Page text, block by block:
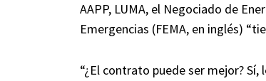
AAPP, LUMA, el Negociado de
Emergencias (FEMA, en inglés)
“¿El contrato puede ser mejor?